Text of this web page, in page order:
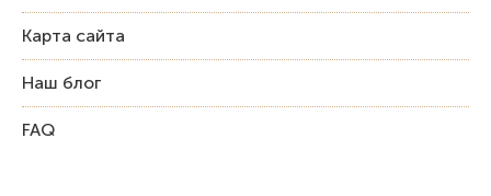
Карта сайта
Наш блог
FAQ